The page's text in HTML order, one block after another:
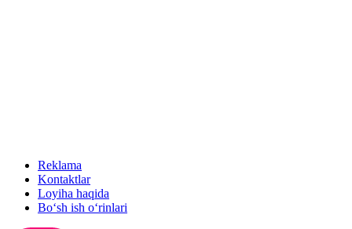
Reklama
Kontaktlar
Loyiha haqida
Bo‘sh ish o‘rinlari